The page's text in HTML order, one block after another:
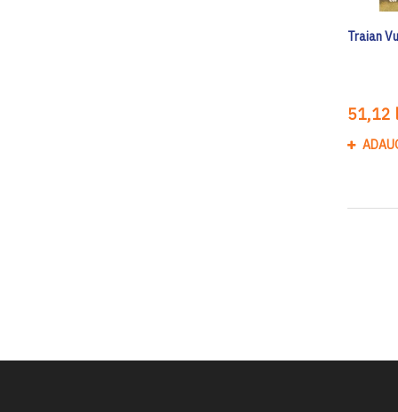
Traian
51,12